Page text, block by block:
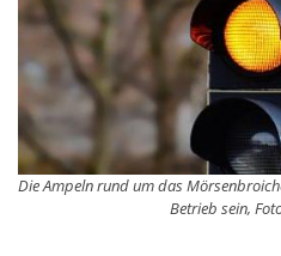
Die Ampeln rund um das
Betrieb sein,